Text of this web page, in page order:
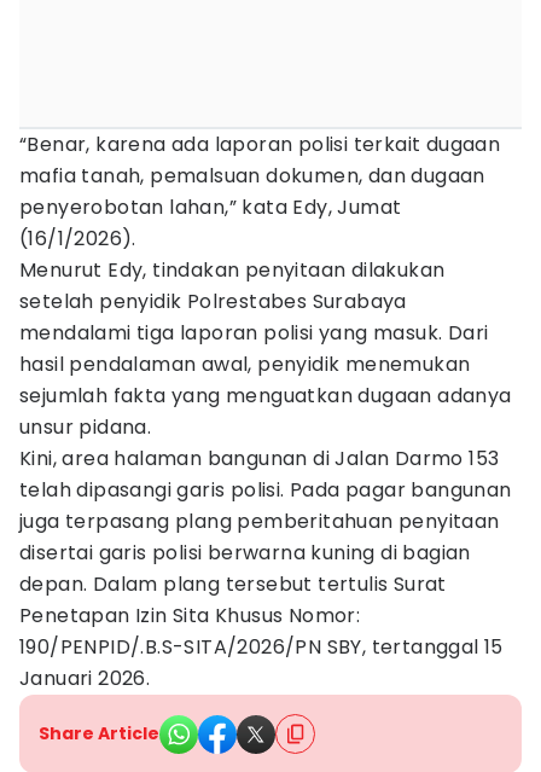
“Benar, karena ada laporan polisi terkait dugaan
mafia tanah, pemalsuan dokumen, dan dugaan
penyerobotan lahan,” kata Edy, Jumat
(16/1/2026).
Menurut Edy, tindakan penyitaan dilakukan
setelah penyidik Polrestabes Surabaya
mendalami tiga laporan polisi yang masuk. Dari
hasil pendalaman awal, penyidik menemukan
sejumlah fakta yang menguatkan dugaan adanya
unsur pidana.
Kini, area halaman bangunan di Jalan Darmo 153
telah dipasangi garis polisi. Pada pagar bangunan
juga terpasang plang pemberitahuan penyitaan
disertai garis polisi berwarna kuning di bagian
depan. Dalam plang tersebut tertulis Surat
Penetapan Izin Sita Khusus Nomor:
190/PENPID/.B.S-SITA/2026/PN SBY, tertanggal 15
Januari 2026.
Share Article